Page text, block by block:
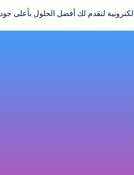
لنقدم لك أفضل الحلول بأعلى